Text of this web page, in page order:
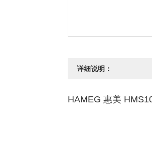
详细说明：
HAMEG 惠美